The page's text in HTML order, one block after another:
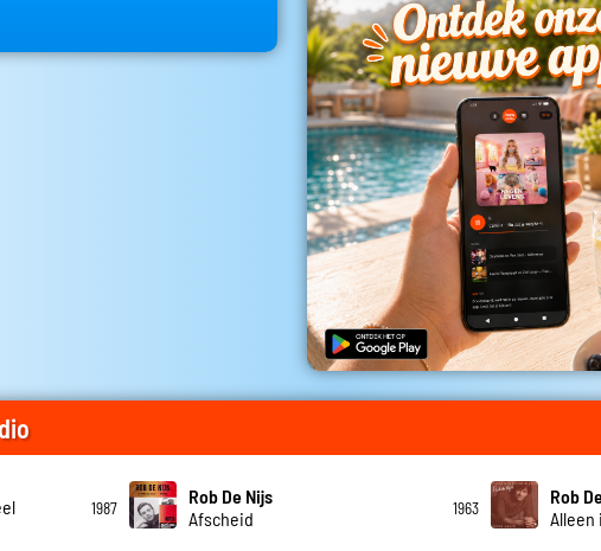
1987
Rob De Nijs
Afscheid
1963
Rob
Alleen